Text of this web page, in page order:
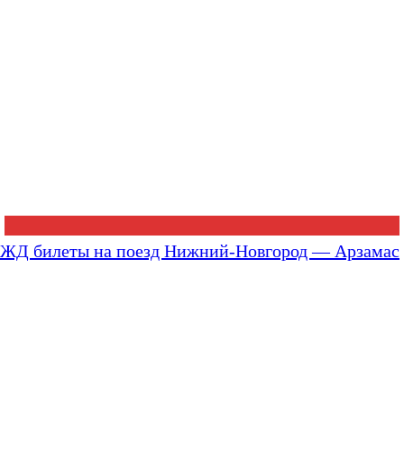
ЖД билеты на поезд Нижний-Новгород — Арзамас